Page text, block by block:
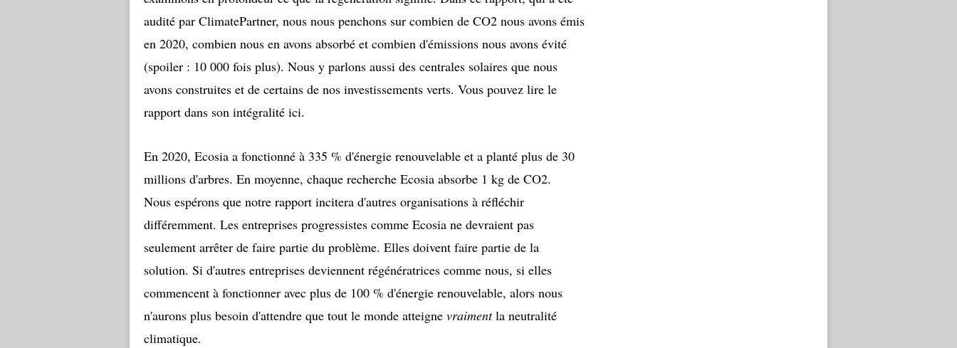
audité par ClimatePartner, nous nous penchons sur combien de CO2 nous avons émis
en 2020, combien nous en avons absorbé et combien d'émissions nous avons évité
(spoiler : 10 000 fois plus). Nous y parlons aussi des centrales solaires que nous
avons construites et de certains de nos investissements verts. Vous pouvez lire le
rapport dans son intégralité ici.
En 2020, Ecosia a fonctionné à 335 % d'énergie renouvelable et a planté plus de 30
millions d'arbres. En moyenne, chaque recherche Ecosia absorbe 1 kg de CO2.
Nous espérons que notre rapport incitera d'autres organisations à réfléchir
différemment. Les entreprises progressistes comme Ecosia ne devraient pas
seulement arrêter de faire partie du problème. Elles doivent faire partie de la
solution. Si d'autres entreprises deviennent régénératrices comme nous, si elles
commencent à fonctionner avec plus de 100 % d'énergie renouvelable, alors nous
n'aurons plus besoin d'attendre que tout le monde atteigne vraimentla neutralité
climatique.